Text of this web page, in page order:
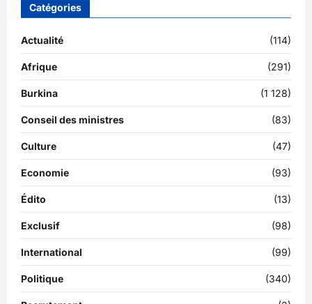
Catégories
Actualité (114)
Afrique (291)
Burkina (1 128)
Conseil des ministres (83)
Culture (47)
Economie (93)
Édito (13)
Exclusif (98)
International (99)
Politique (340)